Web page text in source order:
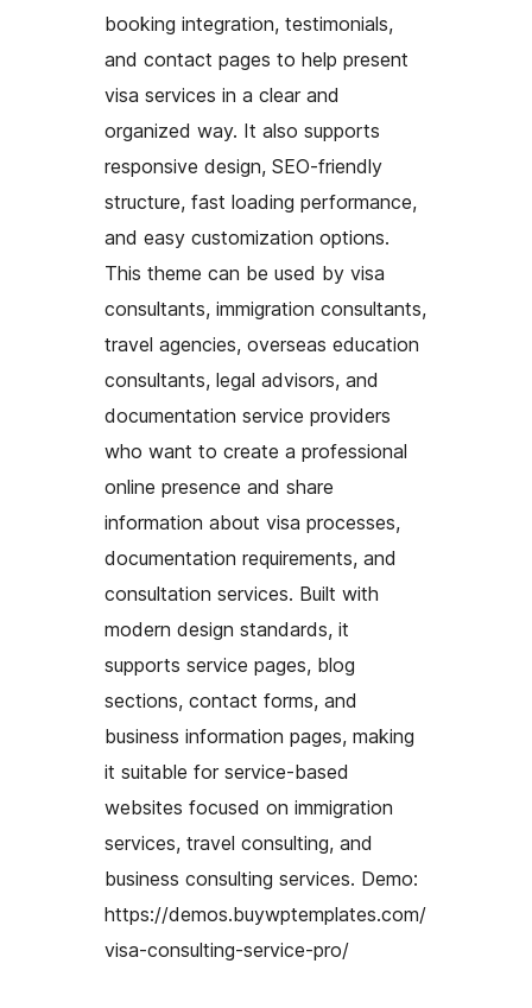
booking integration, testimonials,
and contact pages to help present
visa services in a clear and
organized way. It also supports
responsive design, SEO-friendly
structure, fast loading performance,
and easy customization options.
This theme can be used by visa
consultants, immigration consultants,
travel agencies, overseas education
consultants, legal advisors, and
documentation service providers
who want to create a professional
online presence and share
information about visa processes,
documentation requirements, and
consultation services. Built with
modern design standards, it
supports service pages, blog
sections, contact forms, and
business information pages, making
it suitable for service-based
websites focused on immigration
services, travel consulting, and
business consulting services. Demo:
https://demos.buywptemplates.com/
visa-consulting-service-pro/